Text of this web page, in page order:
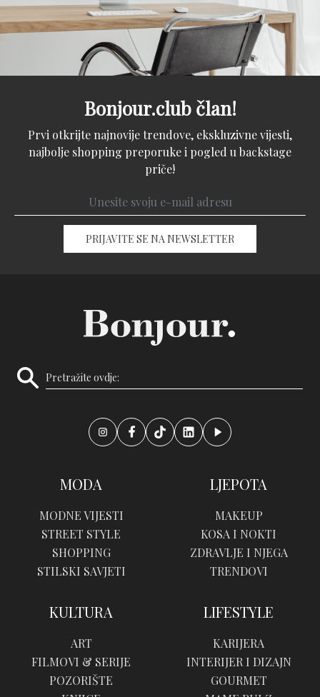
Bonjour.club član!
Prvi otkrijte najnovije trendove, ekskluzivne vijesti,
najbolje shopping preporuke i pogled u backstage
priče!
PRIJAVITE SE NA NEWSLETTER
MODA
MODNE VIJESTI
STREET STYLE
SHOPPING
STILSKI SAVJETI
LJEPOTA
MAKEUP
KOSA I NOKTI
ZDRAVLJE I NJEGA
TRENDOVI
KULTURA
ART
FILMOVI & SERIJE
POZORIŠTE
LIFESTYLE
KARIJERA
INTERIJER I DIZAJN
GOURMET